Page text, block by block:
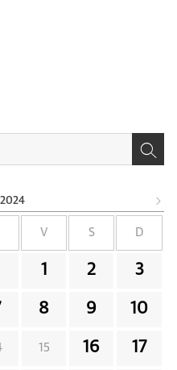
2024
V S D
1 2 3
8 9 10
15 16 17